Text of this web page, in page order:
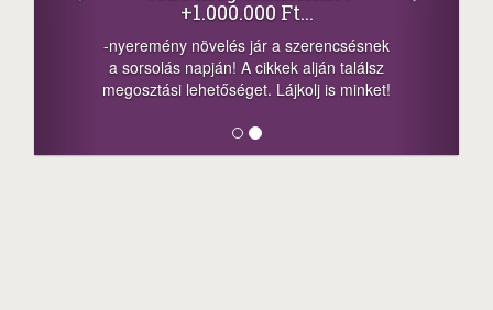
+1.000.000 Ft...
-nyeremény növelés jár a szerencsésnek
a sorsolás napján! A cikkek alján találsz
megosztási lehetőséget. Lájkolj is minket!